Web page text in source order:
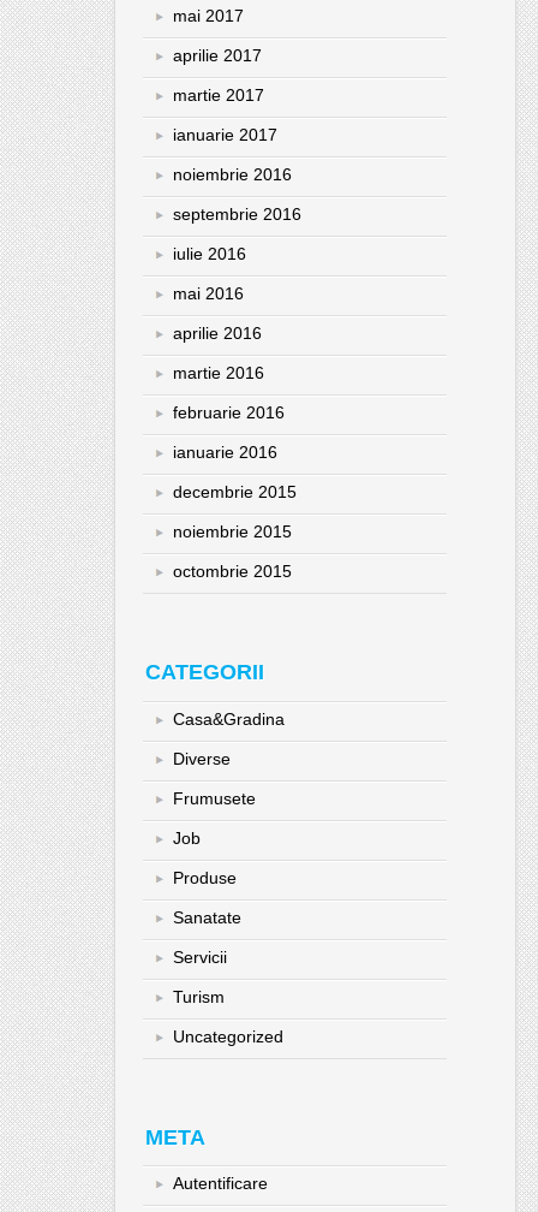
mai 2017
aprilie 2017
martie 2017
ianuarie 2017
noiembrie 2016
septembrie 2016
iulie 2016
mai 2016
aprilie 2016
martie 2016
februarie 2016
ianuarie 2016
decembrie 2015
noiembrie 2015
octombrie 2015
CATEGORII
Casa&Gradina
Diverse
Frumusete
Job
Produse
Sanatate
Servicii
Turism
Uncategorized
META
Autentificare